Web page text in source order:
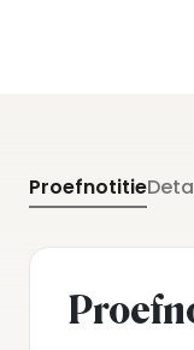
Proefnotitie